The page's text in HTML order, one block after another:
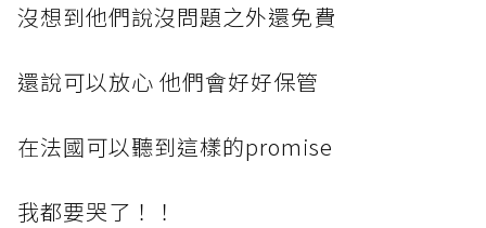
沒想到他們說沒問題之外還免費
還說可以放心 他們會好好保管
在法國可以聽到這樣的promise
我都要哭了！！